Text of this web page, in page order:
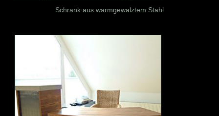
Schrank aus warmgewalztem Stahl